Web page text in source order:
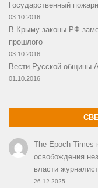
Государственный
03.10.2016
В Крыму законы РФ
прошлого
03.10.2016
Вести Русской общины
01.10.2016
The Epoch Times
освобождения
власти
26.12.2025